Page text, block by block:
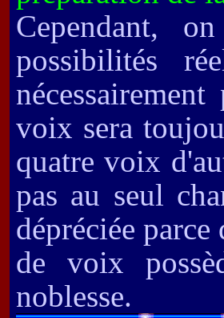
Cependant,
possibilités
voix sera
quatre voix
pas au seul
dépréciée
de voix
noblesse.